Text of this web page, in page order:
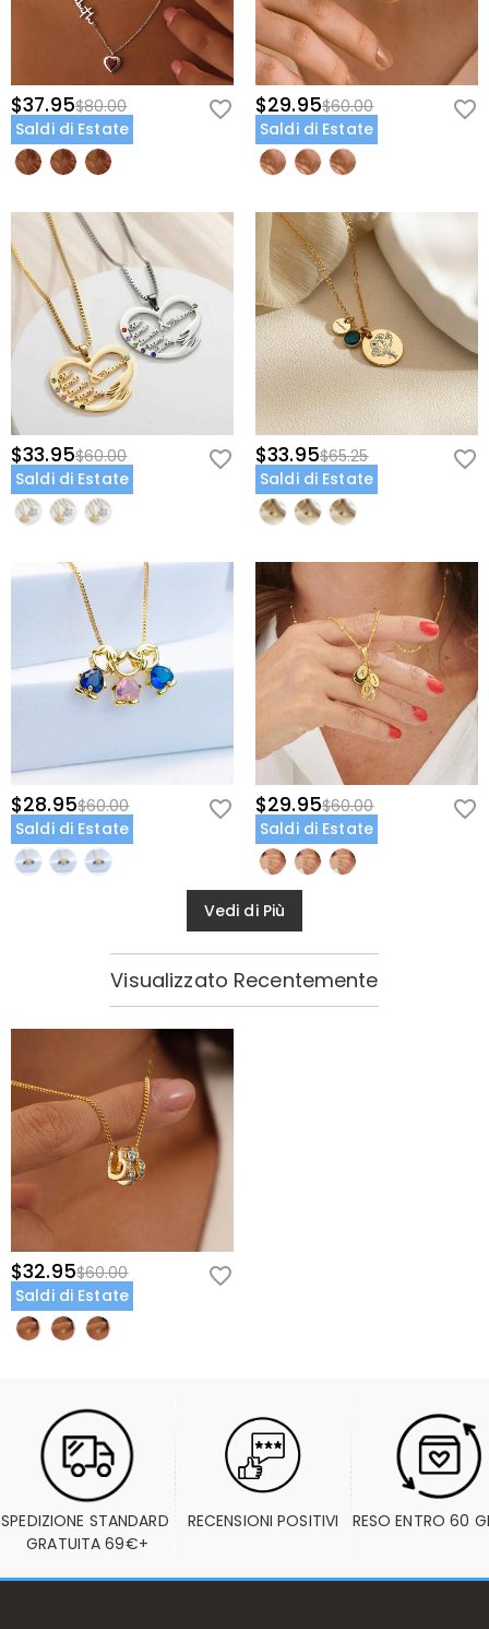
$37.95$80.00
Saldi di Estate
$29.95$60.00
Saldi di Estate
$33.95$60.00
Saldi di Estate
$33.95$65.25
Saldi di Estate
$28.95$60.00
Saldi di Estate
$29.95$60.00
Saldi di Estate
Vedi di Più
Visualizzato Recentemente
$32.95$60.00
Saldi di Estate
SPEDIZIONE STANDARD
GRATUITA 69€+
RECENSIONI POSITIVI RESO ENTRO 60